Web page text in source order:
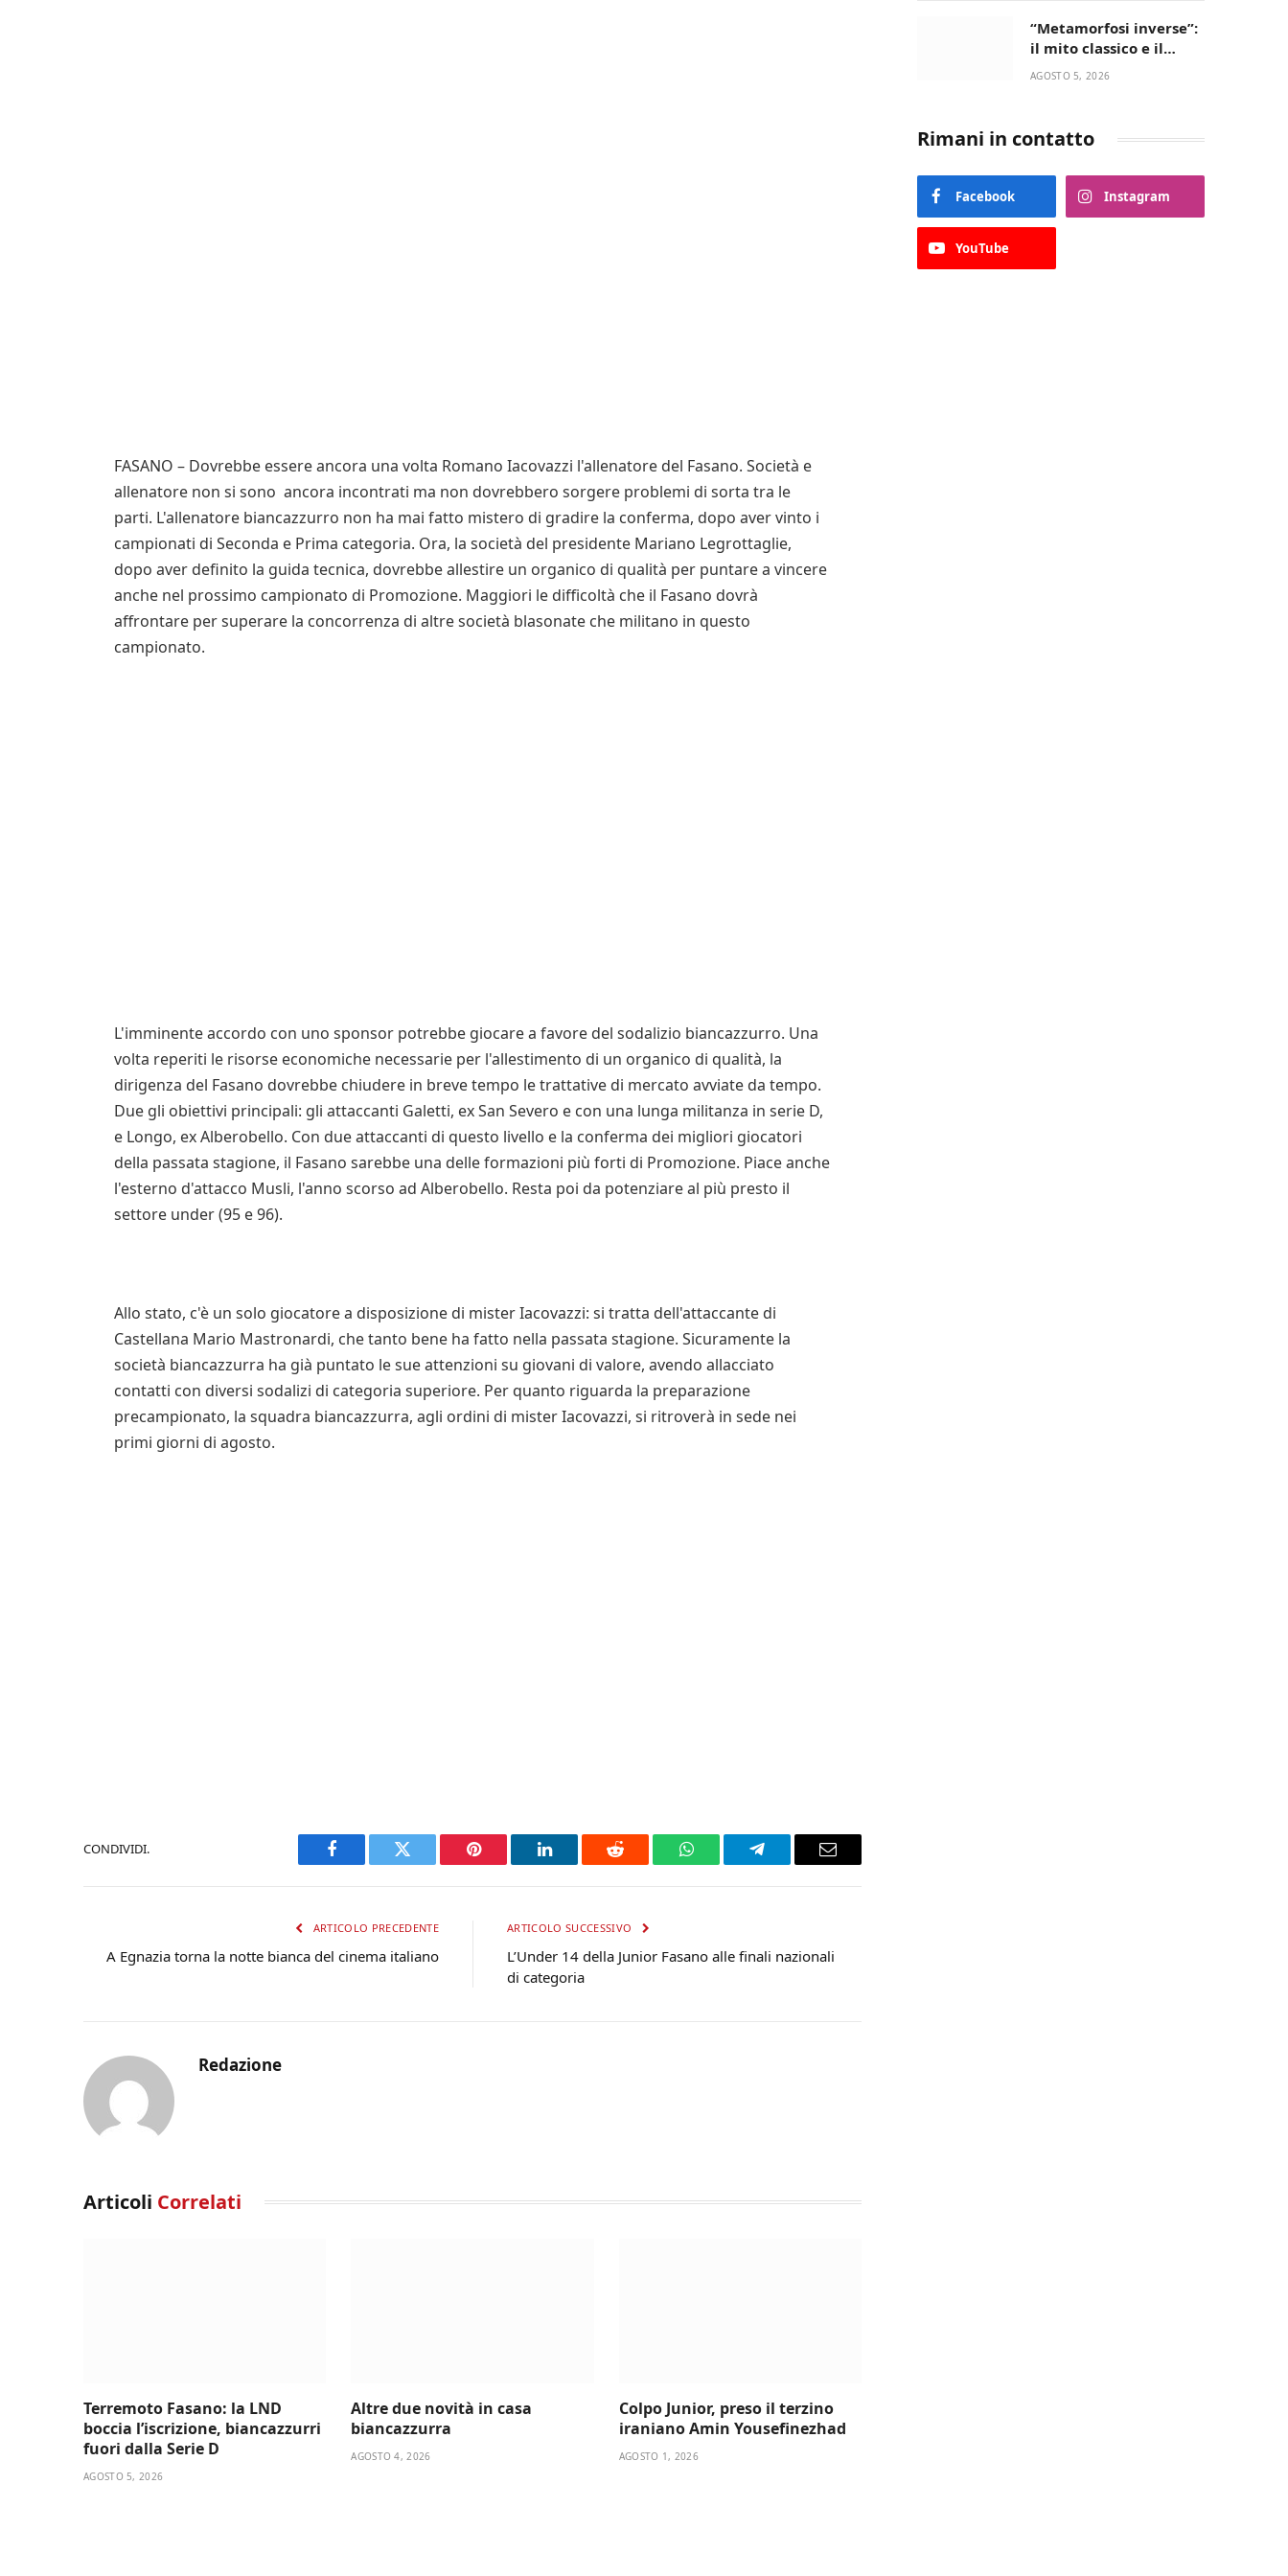
FASANO – Dovrebbe essere ancora una volta Romano Iacovazzi l'allenatore del Fasano. Società e
allenatore non si sono ancora incontrati ma non dovrebbero sorgere problemi di sorta tra le
parti. L'allenatore biancazzurro non ha mai fatto mistero di gradire la conferma, dopo aver vinto i
campionati di Seconda e Prima categoria. Ora, la società del presidente Mariano Legrottaglie,
dopo aver definito la guida tecnica, dovrebbe allestire un organico di qualità per puntare a vincere
anche nel prossimo campionato di Promozione. Maggiori le difficoltà che il Fasano dovrà
affrontare per superare la concorrenza di altre società blasonate che militano in questo
campionato.
L'imminente accordo con uno sponsor potrebbe giocare a favore del sodalizio biancazzurro. Una
volta reperiti le risorse economiche necessarie per l'allestimento di un organico di qualità, la
dirigenza del Fasano dovrebbe chiudere in breve tempo le trattative di mercato avviate da tempo.
Due gli obiettivi principali: gli attaccanti Galetti, ex San Severo e con una lunga militanza in serie D,
e Longo, ex Alberobello. Con due attaccanti di questo livello e la conferma dei migliori giocatori
della passata stagione, il Fasano sarebbe una delle formazioni più forti di Promozione. Piace anche
l'esterno d'attacco Musli, l'anno scorso ad Alberobello. Resta poi da potenziare al più presto il
settore under (95 e 96).
Allo stato, c'è un solo giocatore a disposizione di mister Iacovazzi: si tratta dell'attaccante di
Castellana Mario Mastronardi, che tanto bene ha fatto nella passata stagione. Sicuramente la
società biancazzurra ha già puntato le sue attenzioni su giovani di valore, avendo allacciato
contatti con diversi sodalizi di categoria superiore. Per quanto riguarda la preparazione
precampionato, la squadra biancazzurra, agli ordini di mister Iacovazzi, si ritroverà in sede nei
primi giorni di agosto.
CONDIVIDI.
Facebook Twitter Pinterest LinkedIn Reddit WhatsAppTelegram Email
ARTICOLO PRECEDENTE
A Egnazia torna la notte bianca del cinema italiano
ARTICOLO SUCCESSIVO
L’Under 14 della Junior Fasano alle finali nazionali
di categoria
Redazione
Articoli Correlati
Terremoto Fasano: la LND
boccia l’iscrizione, biancazzurri
fuori dalla Serie D
AGOSTO 5, 2026
Altre due novità in casa
biancazzurra
AGOSTO 4, 2026
Colpo Junior, preso il terzino
iraniano Amin Yousefinezhad
AGOSTO 1, 2026
“Metamorfosi inverse”:
il mito classico e il
riscatto femminile
AGOSTO 5, 2026
Rimani in contatto
Facebook Instagram
YouTube